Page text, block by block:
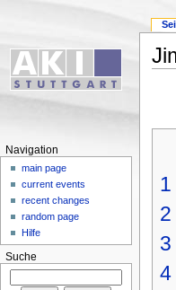
1
2
3
4
Navigation
main page
current events
recent changes
random page
Hilfe
Suche